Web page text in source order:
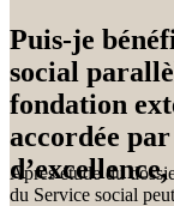
Puis-je
social
fondation
accordée
Après étude du
du Service social